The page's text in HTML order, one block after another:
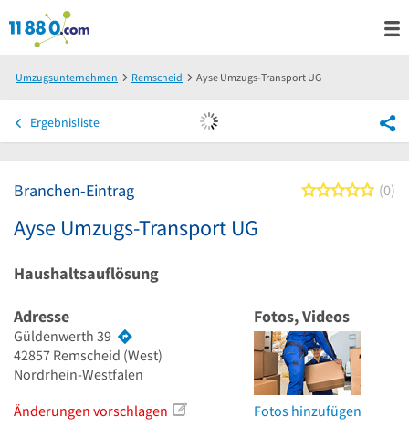
Umzugsunternehmen Remscheid Ayse Umzugs-Transport UG
Ergebnisliste
Branchen-Eintrag 00
Ayse Umzugs-Transport UG
Haushaltsauflösung
Adresse
Güldenwerth 39
42857 Remscheid (West)
Nordrhein-Westfalen
Änderungen vorschlagen
Fotos, Videos
Fotos hinzufügen